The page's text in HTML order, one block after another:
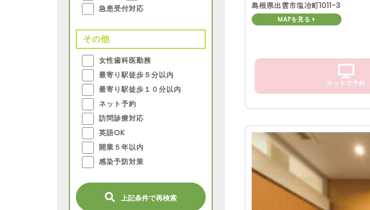
急患受付対応
その他
女性歯科医勤務
最寄り駅徒歩５分以内
最寄り駅徒歩１０分以内
ネット予約
訪問診療対応
英語OK
開業５年以内
感染予防対策
上記条件で再検索
島根県出雲市塩冶町1011-3
MAPを見る
ネットで予約